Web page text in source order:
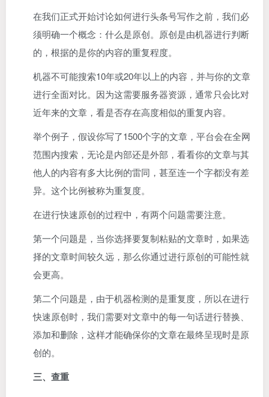
在我们正式开始讨论如何进行头条号写作之前，我们必
须明确一个概念：什么是原创。原创是由机器进行判断
的，根据的是你的内容的重复程度。
机器不可能搜索10年或20年以上的内容，并与你的文章
进行全面对比。因为这需要服务器资源，通常只会比对
近年来的文章，看是否存在高度相似的重复内容。
举个例子，假设你写了1500个字的文章，平台会在全网
范围内搜索，无论是内部还是外部，看看你的文章与其
他人的内容有多大比例的雷同，甚至连一个字都没有差
异。这个比例被称为重复度。
在进行快速原创的过程中，有两个问题需要注意。
第一个问题是，当你选择要复制粘贴的文章时，如果选
择的文章时间较久远，那么你通过进行原创的可能性就
会更高。
第二个问题是，由于机器检测的是重复度，所以在进行
快速原创时，我们需要对文章中的每一句话进行替换、
添加和删除，这样才能确保你的文章在最终呈现时是原
创的。
三、查重